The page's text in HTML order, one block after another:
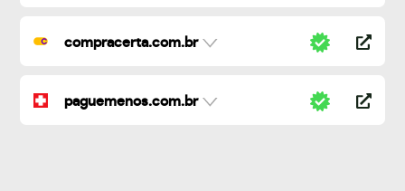
compracerta.com.br
paguemenos.com.br